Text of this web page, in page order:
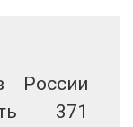
России
371